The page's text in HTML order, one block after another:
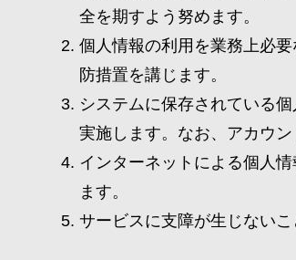
全を期すよう努めます。
個人情報の利用を業務上必
防措置を講じます。
システムに保存されている
実施します。なお、アカウ
インターネットによる個人
ます。
サービスに支障が生じない